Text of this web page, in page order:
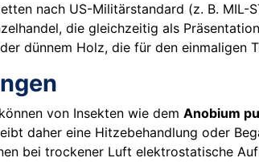
nach US-Militärstandard (z. B.
die gleichzeitig als
dünnem Holz, die für den
von Insekten wie dem Anobium
daher eine Hitzebehandlung oder
bei trockener Luft elektrostatische